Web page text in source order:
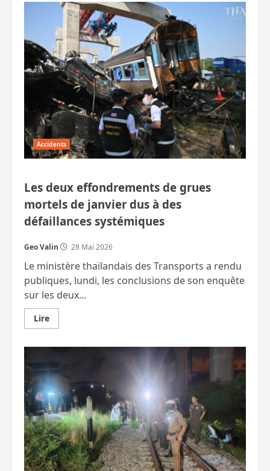
Un
haut
responsable
anticorruption,
ivre,
impliqué
dans
un
accident
mortel.
Accidents
Les deux effondrements de grues
mortels de janvier dus à des
défaillances systémiques
Geo Valin 28 Mai 2026
Le ministère thaïlandais des Transports a rendu
publiques, lundi, les conclusions de son enquête
sur les deux...
LireEn
savoir
effondrements
de
grues
mortels
de
janvier
dus
à
des
défaillances
systémiques